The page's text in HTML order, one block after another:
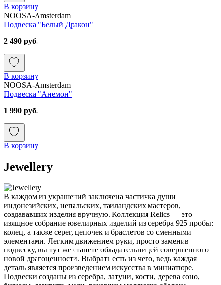
В корзину
NOOSA-Amsterdam
Подвеска "Белый Дракон"
2 490 руб.
В корзину
NOOSA-Amsterdam
Подвеска "Анемон"
1 990 руб.
В корзину
Jewellery
В каждом из украшений заключена частичка души
индонезийских, непальских, таиландских мастеров,
создававших изделия вручную. Коллекция Relics — это
изящное собрание ювелирных изделий из серебра 925 пробы:
колец, а также серег, цепочек и браслетов со сменными
элементами. Легким движением руки, просто заменив
подвеску, вы тут же станете обладательницей совершенного
новой драгоценности. Выбрать есть из чего, ведь каждая
деталь является произведением искусства в миниатюре.
Подвески созданы из серебра, латуни, кости, дерева соно,